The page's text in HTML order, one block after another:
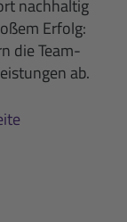
nachhaltig
Erfolg:
die Team-
ab.